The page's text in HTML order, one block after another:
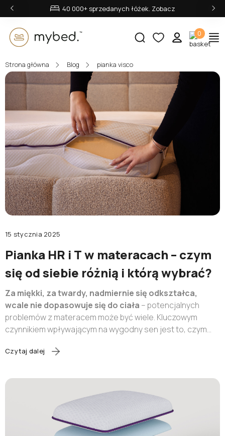
40 000+ sprzedanych łóżek. Zobacz
‹ ›
0
Strona główna Blog pianka visco
E-mail:
Zaloguj się
Nie pamiętasz hasła?
lub zaloguj się przez:
Facebook Google
Nie masz jeszcze konta?
Zarejestruj się
15 stycznia 2025
Pianka HR i T w materacach – czym
się od siebie różnią i którą wybrać?
Za miękki, za twardy, nadmiernie się odkształca,
wcale nie dopasowuje się do ciała – potencjalnych
problemów z materacem może być wiele. Kluczowym
czynnikiem wpływającym na wygodny sen jest to, czym
jakim numerem?
Czytaj dalej